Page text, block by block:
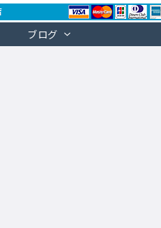
ブログ